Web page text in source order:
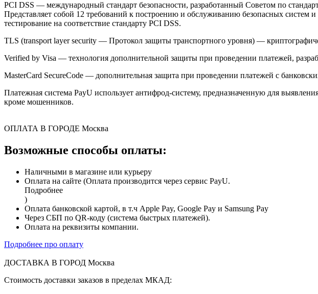
PCI DSS — международный стандарт безопасности, разработанный Советом по
Представляет собой 12 требований к построению и обслуживанию безопасных
тестирование на соответствие стандарту PCI DSS.
TLS (transport layer security — Протокол защиты транспортного уровня) —
Verified by Visa — технология дополнительной защиты при проведении платежей,
MasterCard SecureCode — дополнительная защита при проведении платежей с
Платежная система PayU использует антифрод-систему, предназначенную для
кроме мошенников.
ОПЛАТА В ГОРОДЕ Москва
Возможные способы оплаты:
Наличными в магазине или курьеру
Оплата на сайте (Оплата производится через сервис PayU.
Подробнее
)
Оплата банковской картой, в т.ч Apple Pay, Google Pay и Samsung Pay
Через СБП по QR-коду (система быстрых платежей).
Оплата на реквизиты компании.
Подробнее про оплату
ДОСТАВКА В ГОРОД Москва
Стоимость доставки заказов в пределах МКАД: